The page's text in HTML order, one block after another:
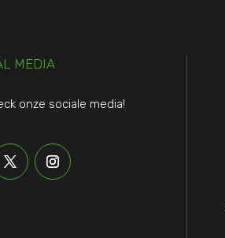
MEDIA
onze sociale media!